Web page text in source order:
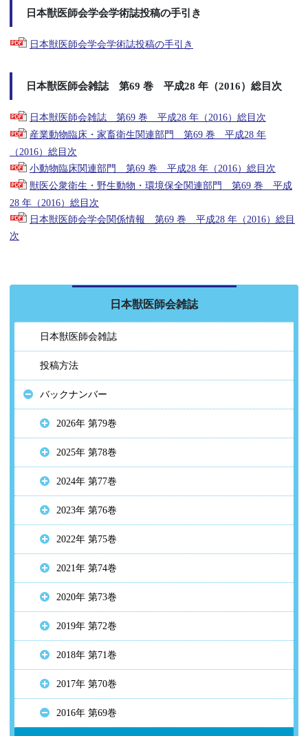
日本獣医師会学会学術誌投稿の手引き
日本獣医師会学会学術誌投稿の手引き
日本獣医師会雑誌 第69 巻 平成28 年（2016）総目次
日本獣医師会雑誌 第69 巻 平成28 年（2016）総目次
産業動物臨床・家畜衛生関連部門 第69 巻 平成28 年
（2016）総目次
小動物臨床関連部門 第69 巻 平成28 年（2016）総目次
獣医公衆衛生・野生動物・環境保全関連部門 第69 巻 平成
28 年（2016）総目次
日本獣医師会学会関係情報 第69 巻 平成28 年（2016）総目
次
日本獣医師会雑誌
日本獣医師会雑誌
投稿方法
バックナンバー
2026年 第79巻
2025年 第78巻
2024年 第77巻
2023年 第76巻
2022年 第75巻
2021年 第74巻
2020年 第73巻
2019年 第72巻
2018年 第71巻
2017年 第70巻
2016年 第69巻